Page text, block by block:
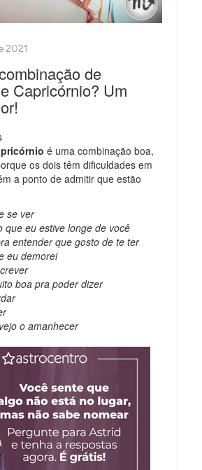
de
Capricórnio? Um
é uma combinação boa,
os dois têm dificuldades em
a ponto de admitir que estão
se ver
que eu estive longe de você
entender que gosto de te ter
eu demorei
boa pra poder dizer
o amanhecer